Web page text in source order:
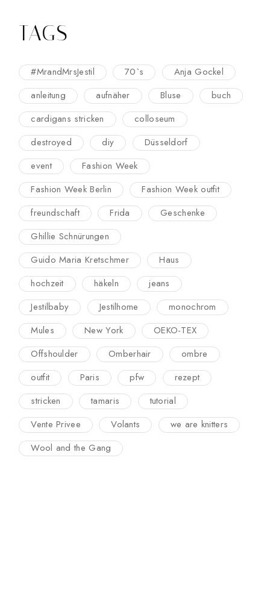
TAGS
#MrandMrsJestil 70`s
Anja Gockel
anleitung
aufnäher Bluse
buch
cardigans stricken
colloseum
destroyed
diy
Düsseldorf
event
Fashion Week
Fashion Week Berlin
Fashion Week outfit
freundschaft
Frida
Geschenke
Ghillie Schnürungen
Guido Maria Kretschmer
Haus
hochzeit
häkeln
jeans
Jestilbaby
Jestilhome
monochrom
Mules
New York
OEKO-TEX
Offshoulder
Omberhair
ombre
outfit
Paris pfw
rezept
stricken
tamaris
tutorial
Vente Privee
Volants
we are knitters
Wool and the Gang